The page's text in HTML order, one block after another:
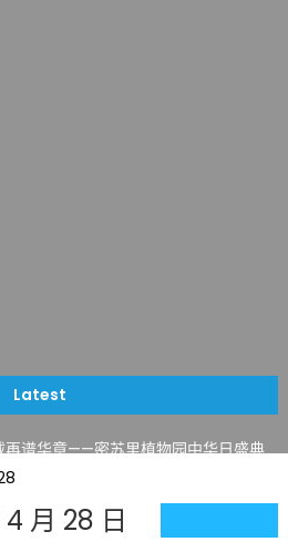
Latest
Statler)与钢琴家Darek演绎一场古筝
再谱华章——密苏里植物园中华日盛典
月 28 日